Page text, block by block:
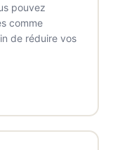
pouvez
comme
de réduire vos